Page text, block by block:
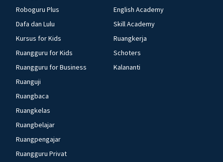
Roboguru Plus
Dafa dan Lulu
Kursus for Kids
Ruangguru for Kids
Ruangguru for Business
Ruanguji
Ruangbaca
Ruangkelas
Ruangbelajar
Ruangpengajar
Ruangguru Privat
English Academy
Skill Academy
Ruangkerja
Schoters
Kalananti